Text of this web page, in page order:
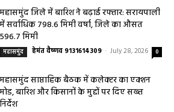
महासमुंद जिले में बारिश ने बढ़ाई रफ्तार: सरायपाली
में सर्वाधिक 798.6 मिमी वर्षा, जिले का औसत
596.7 मिमी
महासमुंद हेमंत वैष्णव 9131614309 - July 28, 2026 0
महासमुंद साप्ताहिक बैठक में कलेक्टर का एक्शन
मोड, बारिश और किसानों के मुद्दों पर दिए सख्त
निर्देश